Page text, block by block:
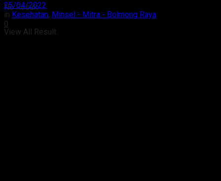
No Result
View All Result
25/04/2022
in Kesehatan, Minsel - Mitra - Bolmong Raya
0